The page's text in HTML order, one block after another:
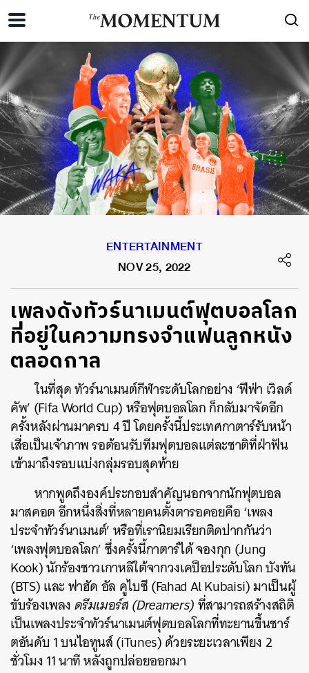
ENTERTAINMENT
NOV 25, 2022
เพลงดังทัวร์นาเมนต์ฟุตบอลโลก
ที่อยู่ในความทรงจำแฟนลูกหนัง
ตลอดกาล
ในที่สุด ทัวร์นาเมนต์กีฬาระดับโลกอย่าง ‘ฟีฟ่า เวิลด์
คัพ’ (Fifa World Cup) หรือฟุตบอลโลก ก็กลับมาจัดอีก
ครั้งหลังผ่านมาครบ 4 ปี โดยครั้งนี้ประเทศกาตาร์รับหน้า
เสื่อเป็นเจ้าภาพ รอต้อนรับทีมฟุตบอลแต่ละชาติที่ฝ่าฟัน
เข้ามาถึงรอบแบ่งกลุ่มรอบสุดท้าย
หากพูดถึงองค์ประกอบสำคัญนอกจากนักฟุตบอล
มาสคอต อีกหนึ่งสิ่งที่หลายคนตั้งตารอคอยคือ ‘เพลง
ประจำทัวร์นาเมนต์’ หรือที่เรานิยมเรียกติดปากกันว่า
‘เพลงฟุตบอลโลก’ ซึ่งครั้งนี้กาตาร์ได้ จองกุก (Jung
Kook) นักร้องชาวเกาหลีใต้จากวงเคป็อประดับโลก บังทัน
(ฺBTS) และ ฟาฮัด อัล คูไบซี (Fahad Al Kubaisi) มาเป็นผู้
ขับร้องเพลงดรีมเมอร์ส (Dreamers)ที่สามารถสร้างสถิติ
เป็นเพลงประจำทัวร์นาเมนต์ฟุตบอลโลกที่ทะยานขึ้นชาร์
ตอันดับ 1 บนไอทูนส์ (iTunes) ด้วยระยะเวลาเพียง 2
ชั่วโมง 11 นาที หลังถูกปล่อยออกมา